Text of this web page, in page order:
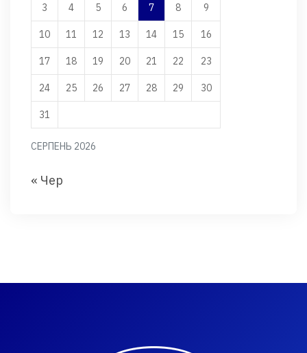
СЕРПЕНЬ 2026
3 4 5 6 7 8 9
10 11 12 13 14 15 16
17 18 19 20 21 22 23
24 25 26 27 28 29 30
31
« Чер